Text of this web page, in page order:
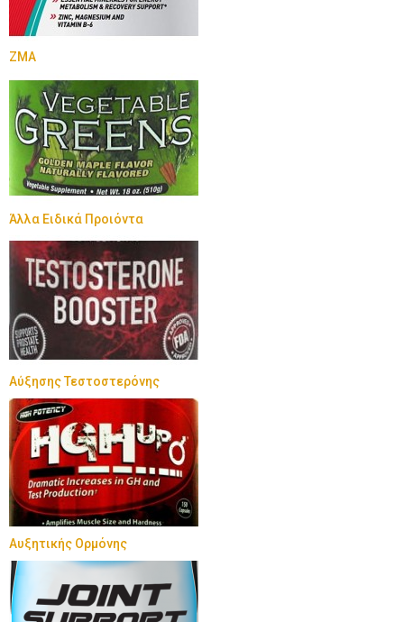
ZMA
Άλλα Ειδικά Προιόντα
Αύξησης Τεστοστερόνης
Αυξητικής Ορμόνης